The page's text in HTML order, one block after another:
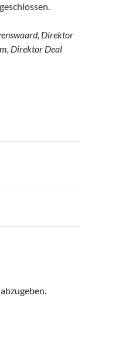
Direktor
Direktor Deal